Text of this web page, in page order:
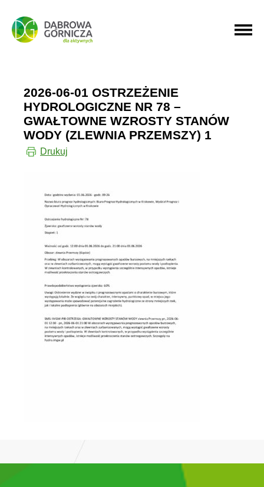
PRZEJDŹ DO MENU GŁÓWNEGO
PRZEJDŹ DO WYSZUKIWARKI
2026-06-01 OSTRZEŻENIE
HYDROLOGICZNE NR 78 –
GWAŁTOWNE WZROSTY STANÓW
WODY (ZLEWNIA PRZEMSZY) 1
Drukuj